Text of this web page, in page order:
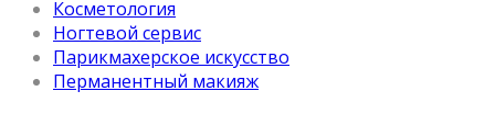
Косметология
Ногтевой сервис
Парикмахерское искусство
Перманентный макияж